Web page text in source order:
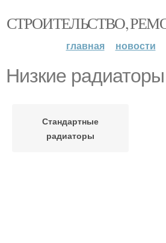
СТРОИТЕЛЬСТВО,
главная новости
Низкие радиаторы
Стандартные
радиаторы